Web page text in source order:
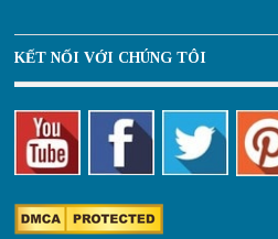
KẾT NỐI VỚI CHÚNG TÔI